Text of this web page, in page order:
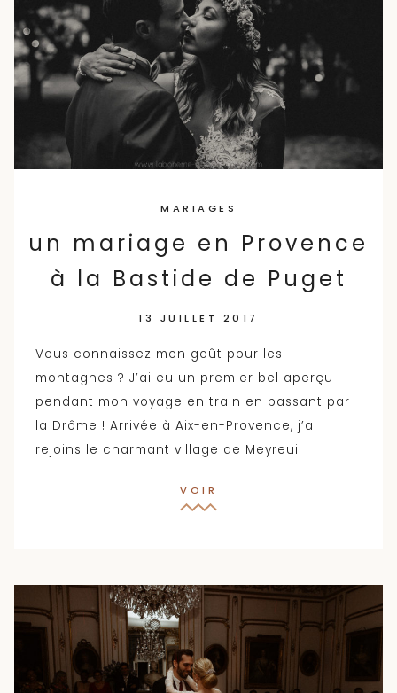
MARIAGES
un mariage en Provence
à la Bastide de Puget
13 JUILLET 2017
Vous connaissez mon goût pour les
montagnes ? J’ai eu un premier bel aperçu
pendant mon voyage en train en passant par
la Drôme ! Arrivée à Aix-en-Provence, j’ai
rejoins le charmant village de Meyreuil
VOIR